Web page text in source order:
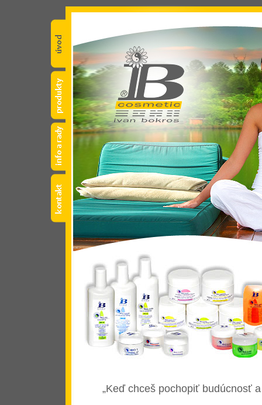
„Keď chceš pochopiť budúcnosť